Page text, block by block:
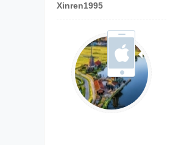
Xinren1995